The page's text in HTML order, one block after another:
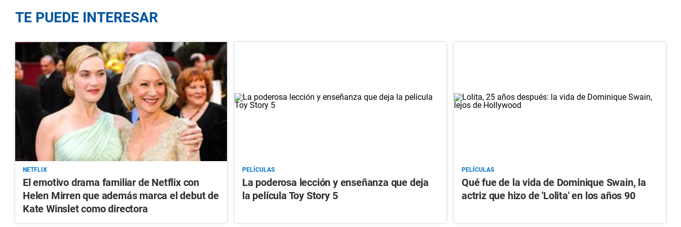
TE PUEDE INTERESAR
NETFLIX
El emotivo drama familiar de Netflix con
Helen Mirren que además marca el debut de
Kate Winslet como directora
PELÍCULAS
La poderosa lección y enseñanza que deja
la película Toy Story 5
PELÍCULAS
Qué fue de la vida de Dominique Swain, la
actriz que hizo de 'Lolita' en los años 90